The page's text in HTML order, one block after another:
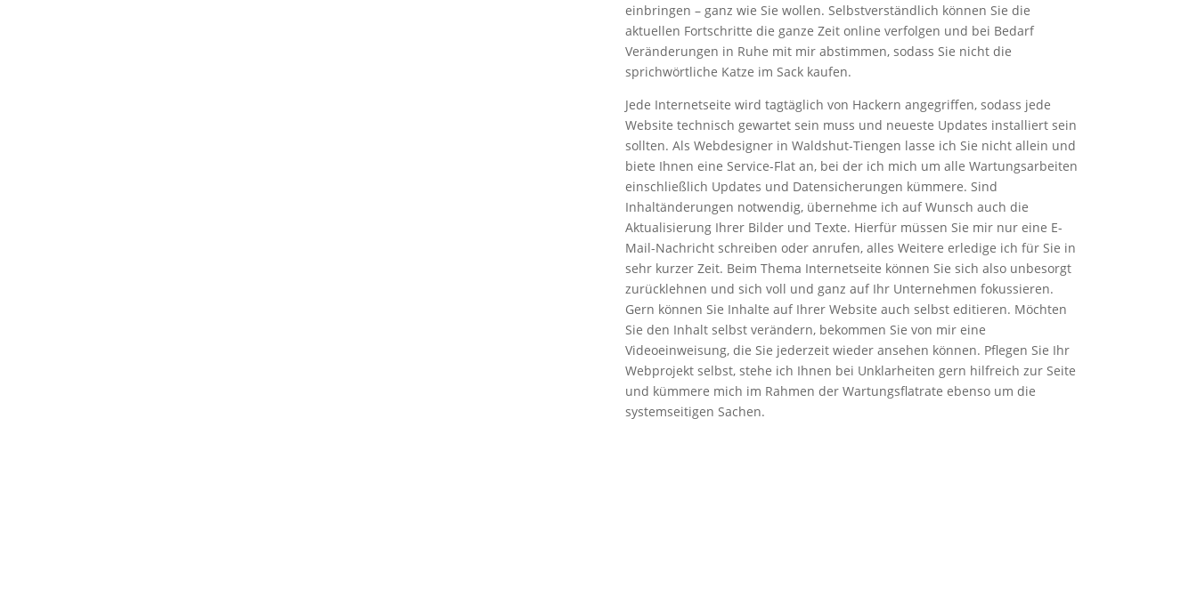
einbringen – ganz wie Sie wollen. Selbstverständlich können Sie die
aktuellen Fortschritte die ganze Zeit online verfolgen und bei Bedarf
Veränderungen in Ruhe mit mir abstimmen, sodass Sie nicht die
sprichwörtliche Katze im Sack kaufen.
Jede Internetseite wird tagtäglich von Hackern angegriffen, sodass jede
Website technisch gewartet sein muss und neueste Updates installiert sein
sollten. Als Webdesigner in Waldshut-Tiengen lasse ich Sie nicht allein und
biete Ihnen eine Service-Flat an, bei der ich mich um alle Wartungsarbeiten
einschließlich Updates und Datensicherungen kümmere. Sind
Inhaltänderungen notwendig, übernehme ich auf Wunsch auch die
Aktualisierung Ihrer Bilder und Texte. Hierfür müssen Sie mir nur eine E-
Mail-Nachricht schreiben oder anrufen, alles Weitere erledige ich für Sie in
sehr kurzer Zeit. Beim Thema Internetseite können Sie sich also unbesorgt
zurücklehnen und sich voll und ganz auf Ihr Unternehmen fokussieren.
Gern können Sie Inhalte auf Ihrer Website auch selbst editieren. Möchten
Sie den Inhalt selbst verändern, bekommen Sie von mir eine
Videoeinweisung, die Sie jederzeit wieder ansehen können. Pflegen Sie Ihr
Webprojekt selbst, stehe ich Ihnen bei Unklarheiten gern hilfreich zur Seite
und kümmere mich im Rahmen der Wartungsflatrate ebenso um die
systemseitigen Sachen.